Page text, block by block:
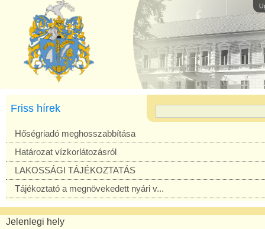
Friss hírek
Hőségriadó meghosszabbítása
Határozat vízkorlátozásról
LAKOSSÁGI TÁJÉKOZTATÁS
Tájékoztató a megnövekedett nyári v...
Jelenlegi hely